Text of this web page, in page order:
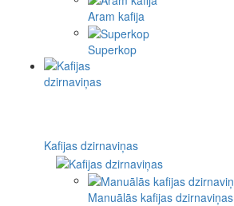
Aram kafija
Superkop
Kafijas dzirnaviņas
Manuālās kafijas dzirnaviņas